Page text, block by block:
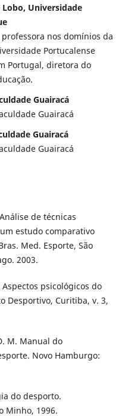
Universidade
nos domínios da
Portucalense
Portugal, diretora do
Guairacá
Guairacá
Guairacá
Guairacá
de técnicas
estudo comparativo
Med. Esporte, São
2003.
Aspectos psicológicos do
Desportivo, Curitiba, v. 3,
M. Manual do
Novo Hamburgo:
do desporto.
Minho, 1996.